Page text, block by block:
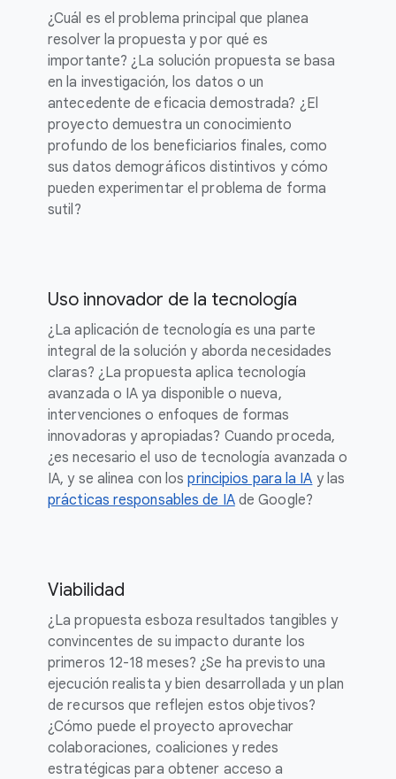
¿Cuál es el problema principal que planea
resolver la propuesta y por qué es
importante? ¿La solución propuesta se basa
en la investigación, los datos o un
antecedente de eficacia demostrada? ¿El
proyecto demuestra un conocimiento
profundo de los beneficiarios finales, como
sus datos demográficos distintivos y cómo
pueden experimentar el problema de forma
sutil?
Uso innovador de la tecnología
¿La aplicación de tecnología es una parte
integral de la solución y aborda necesidades
claras? ¿La propuesta aplica tecnología
avanzada o IA ya disponible o nueva,
intervenciones o enfoques de formas
innovadoras y apropiadas? Cuando proceda,
¿es necesario el uso de tecnología avanzada o
IA, y se alinea con losprincipios para la IA y las
prácticas responsables de IAde Google?
Viabilidad
¿La propuesta esboza resultados tangibles y
convincentes de su impacto durante los
primeros 12-18 meses? ¿Se ha previsto una
ejecución realista y bien desarrollada y un plan
de recursos que reflejen estos objetivos?
¿Cómo puede el proyecto aprovechar
colaboraciones, coaliciones y redes
estratégicas para obtener acceso a